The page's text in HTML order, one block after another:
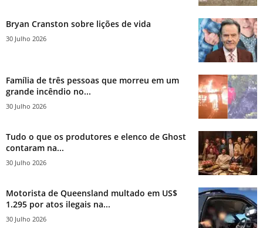
Bryan Cranston sobre lições de vida
30 Julho 2026
Família de três pessoas que morreu em um
grande incêndio no...
30 Julho 2026
Tudo o que os produtores e elenco de Ghost
contaram na...
30 Julho 2026
Motorista de Queensland multado em US$
1.295 por atos ilegais na...
30 Julho 2026